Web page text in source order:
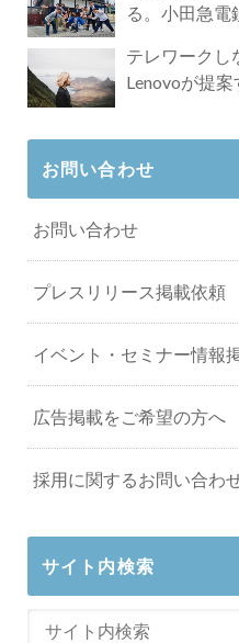
る。小田急電
テレワークし
Lenovoが提
お問い合わせ
お問い合わせ
プレスリリース掲載依頼
イベント・セミナー情報
広告掲載をご希望の方へ
採用に関するお問い合わ
サイト内検索